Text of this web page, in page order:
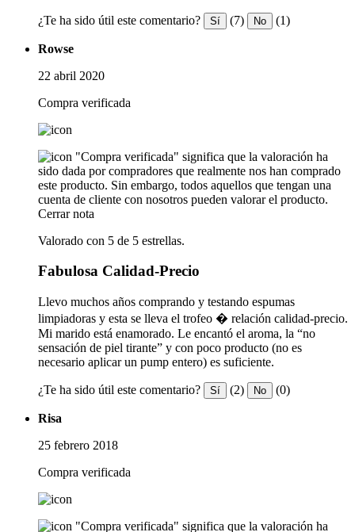
¿Te ha sido útil este comentario? Sí (7) No (1)
Rowse
22 abril 2020
Compra verificada
"Compra verificada" significa que la valoración ha
sido dada por compradores que realmente nos han comprado
este producto. Sin embargo, todos aquellos que tengan una
cuenta de cliente con nosotros pueden valorar el producto.
Cerrar nota
Valorado con 5 de 5 estrellas.
Fabulosa Calidad-Precio
Llevo muchos años comprando y testando espumas
limpiadoras y esta se lleva el trofeo � relación calidad-precio.
Mi marido está enamorado. Le encantó el aroma, la “no
sensación de piel tirante” y con poco producto (no es
necesario aplicar un pump entero) es suficiente.
¿Te ha sido útil este comentario? Sí (2) No (0)
Risa
25 febrero 2018
Compra verificada
"Compra verificada" significa que la valoración ha